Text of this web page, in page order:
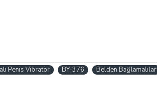
Penis Vibratör BY-376 Belden Bağlamalılar